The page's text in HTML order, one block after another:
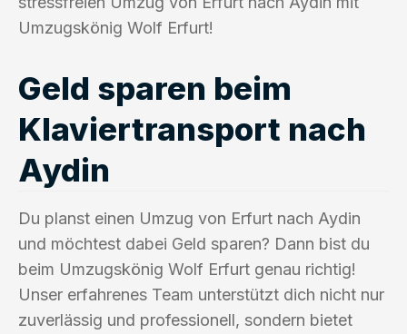
Umzugskönig Wolf Erfurt!
Geld sparen beim
Klaviertransport nach
Aydin
Du planst einen Umzug von Erfurt nach Aydin
und möchtest dabei Geld sparen? Dann bist du
beim Umzugskönig Wolf Erfurt genau richtig!
Unser erfahrenes Team unterstützt dich nicht nur
zuverlässig und professionell, sondern bietet